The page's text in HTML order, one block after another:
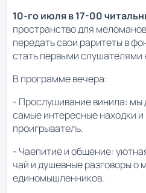
10-го июля в 17-00
пространство для
передать свои раритеты в
стать первыми слушателями
В программе вечера:
- Прослушивание винила: мы
самые интересные находки и
проигрыватель.
- Чаепитие и общение:
чай и душевные разговоры о
единомышленников.